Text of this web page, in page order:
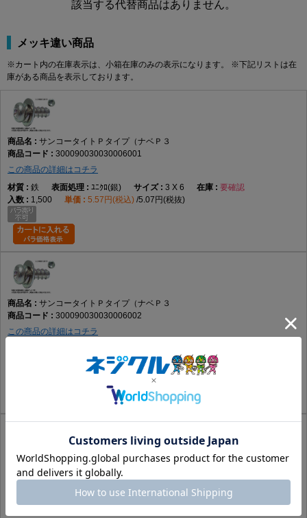
該当する代替商品はありません。
メッキ違い商品
※カート内の在庫表示は、小箱在庫のみの表示になります。 ※下記リストは在
庫がある商品を表示しております。
サンコータイトＰタイプ（ナベＰ３
300090030030006001
この商品の詳細はコチラ
鉄
ﾕﾆｸﾛ(銀) 3 X 6
要確認
1,500
5.57円(税込) 5.07円(税抜)
サンコータイトＰタイプ（ナベＰ３
300090030030006002
この商品の詳細はコチラ
5.57円(税込) 5.07円(税抜)
サンコータイトＰタイプ（ナベＰ３
300090030030006003
この商品の詳細はコチラ